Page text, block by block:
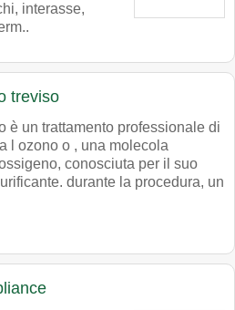
interasse,
treviso
è un trattamento professionale di
l ozono o , una molecola
conosciuta per il suo
durante la procedura, un